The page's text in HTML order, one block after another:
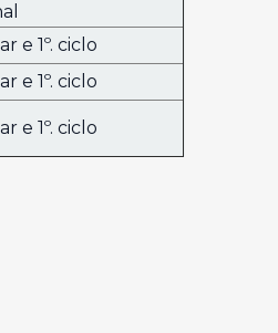
e 1º. ciclo
e 1º. ciclo
e 1º. ciclo